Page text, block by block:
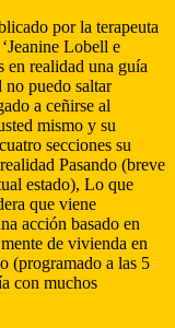
por la terapeuta
Lobell e
realidad una guía
no puedo saltar
a ceñirse al
mismo y su
secciones su
Pasando (breve
estado), Lo que
que viene
acción basado en
de vivienda en
(programado a las 5
con muchos